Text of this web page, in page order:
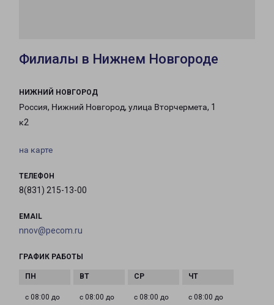
Филиалы в Нижнем Новгороде
НИЖНИЙ НОВГОРОД
Россия, Нижний Новгород, улица Вторчермета, 1
к2
на карте
ТЕЛЕФОН
8(831) 215-13-00
EMAIL
nnov@pecom.ru
ГРАФИК РАБОТЫ
с 08:00 до
с 08:00 до
с 08:00 до
с 08:00 до